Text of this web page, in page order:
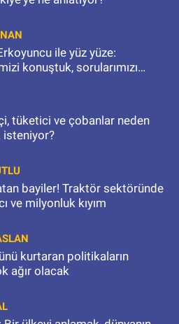
ile yüz yüze:
konuştuk, sorularımızı
tüketici ve çobanlar neden
isteniyor?
bayiler! Traktör sektöründe
ve milyonluk kıyım
kurtaran politikaların
ağır olacak